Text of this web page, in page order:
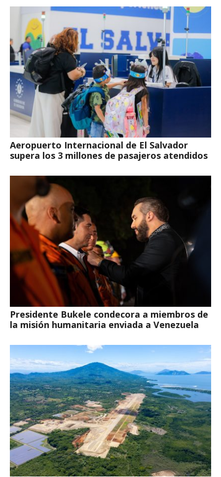
Aeropuerto Internacional de El Salvador
supera los 3 millones de pasajeros atendidos
Presidente Bukele condecora a miembros de
la misión humanitaria enviada a Venezuela